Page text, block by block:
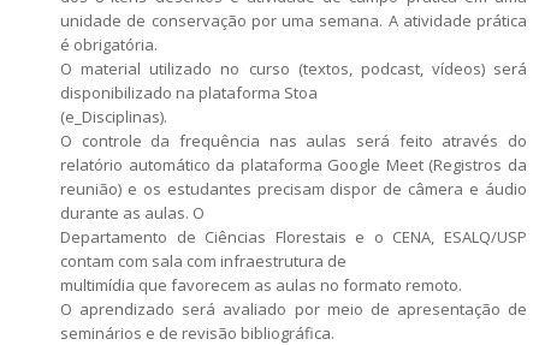
unidade de conservação por uma semana. A atividade prática
é obrigatória.
O material utilizado no curso (textos, podcast, vídeos) será
disponibilizado na plataforma Stoa
(e_Disciplinas).
O controle da frequência nas aulas será feito através do
relatório automático da plataforma Google Meet (Registros da
reunião) e os estudantes precisam dispor de câmera e áudio
durante as aulas. O
Departamento de Ciências Florestais e o CENA, ESALQ/USP
contam com sala com infraestrutura de
multimídia que favorecem as aulas no formato remoto.
O aprendizado será avaliado por meio de apresentação de
seminários e de revisão bibliográfica.